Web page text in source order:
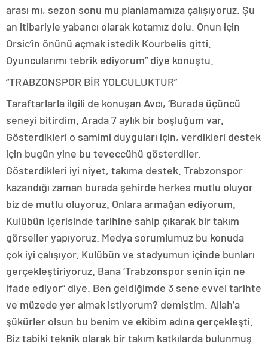
arası mı, sezon sonu mu planlamamıza çalışıyoruz. Şu
an itibariyle yabancı olarak kotamız dolu. Onun için
Orsic’in önünü açmak istedik Kourbelis gitti.
Oyuncularımı tebrik ediyorum” diye konuştu.
“TRABZONSPOR BİR YOLCULUKTUR”
Taraftarlarla ilgili de konuşan Avcı, ‘Burada üçüncü
seneyi bitirdim. Arada 7 aylık bir boşluğum var.
Gösterdikleri o samimi duyguları için, verdikleri destek
için bugün yine bu teveccühü gösterdiler.
Gösterdikleri iyi niyet, takıma destek. Trabzonspor
kazandığı zaman burada şehirde herkes mutlu oluyor
biz de mutlu oluyoruz. Onlara armağan ediyorum.
Kulübün içerisinde tarihine sahip çıkarak bir takım
görseller yapıyoruz. Medya sorumlumuz bu konuda
çok iyi çalışıyor. Kulübün ve stadyumun içinde bunları
gerçekleştiriyoruz. Bana ‘Trabzonspor senin için ne
ifade ediyor” diye. Ben geldiğimde 3 sene evvel tarihte
ve müzede yer almak istiyorum? demiştim. Allah’a
şükürler olsun bu benim ve ekibim adına gerçekleşti.
Biz tabiki teknik olarak bir takım katkılarda bulunmuş